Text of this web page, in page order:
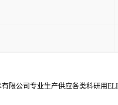
限公司专业生产供应各类科研用